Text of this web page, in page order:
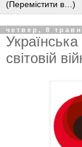
четвер, 8
світовій